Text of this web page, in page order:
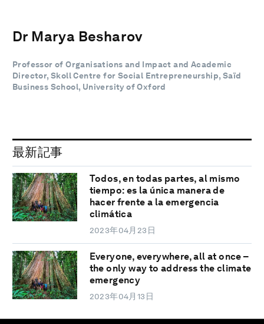
Dr Marya Besharov
Professor of Organisations and Impact and Academic
Director, Skoll Centre for Social Entrepreneurship, Saïd
Business School, University of Oxford
最新記事
Todos, en todas partes, al mismo
tiempo: es la única manera de
hacer frente a la emergencia
climática
2023年04月23日
Everyone, everywhere, all at once –
the only way to address the climate
emergency
2023年04月13日